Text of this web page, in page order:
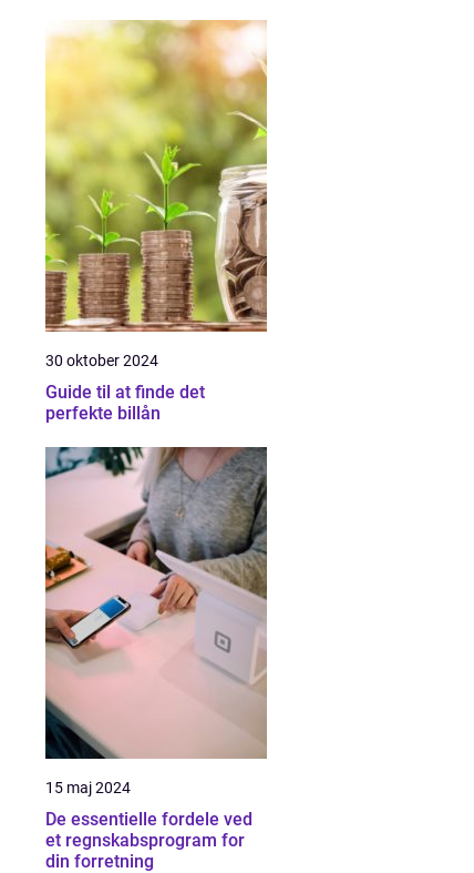
30 oktober 2024
Guide til at finde det
perfekte billån
15 maj 2024
De essentielle fordele ved
et regnskabsprogram for
din forretning